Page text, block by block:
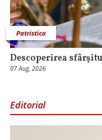
Patristica
Descoperirea
07 Aug, 2026
Editorial